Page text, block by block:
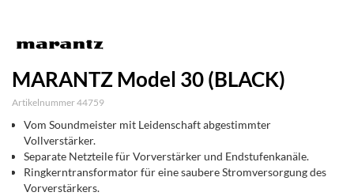
MARANTZ Model 30 (BLACK)
Artikelnummer 44759
Vom Soundmeister mit Leidenschaft abgestimmter
Vollverstärker.
Separate Netzteile für Vorverstärker und Endstufenkanäle.
Ringkerntransformator für eine saubere Stromversorgung des
Vorverstärkers.